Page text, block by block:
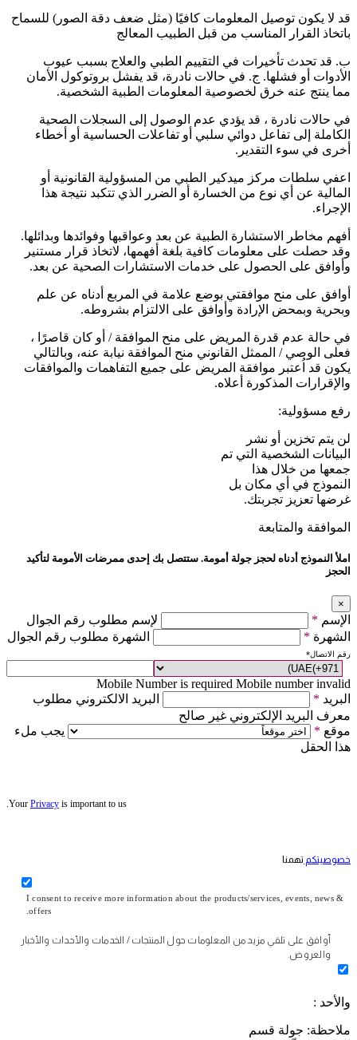
قد لا يكون توصيل المعلومات كافيًا (مثل ضعف دقة الصور) للسماح
باتخاذ القرار المناسب من قبل الطبيب المعالج
ب. قد تحدث تأخيرات في التقييم الطبي والعلاج بسبب عيوب
الأدوات أو فشلها. ج. في حالات نادرة، قد يفشل بروتوكول الأمان
مما ينتج عنه خرق لخصوصية المعلومات الطبية الشخصية.
في حالات نادرة ، قد يؤدي عدم الوصول إلى السجلات الصحية
الكاملة إلى تفاعل دوائي سلبي أو تفاعلات الحساسية أو أخطاء
أخرى في سوء التقدير.
اعفي سلطات مركز ميدكير الطبي من المسؤولية القانونية أو
المالية عن أي نوع من الخسارة أو الضرر الذي تتكبد نتيجة هذا
الإجراء.
أفهم مخاطر الاستشارة الطبية عن بعد وعواقبها وفوائدها وبدائلها.
وقد حصلت على معلومات كافية بلغة أفهمها، لاتخاذ قرار مستنير
وأوافق على الحصول على خدمات الاستشارات الصحية عن بعد.
أوافق على منح موافقتي بوضع علامة في المربع أدناه عن علم
وبحرية وبمحض الإرادة وأوافق على الالتزام بشروطه.
في حالة عدم قدرة المريض على منح الموافقة / أو كان قاصرًا ،
فعلى الوصي / الممثل القانوني منح الموافقة نيابة عنه، وبالتالي
يكون قد اُعتبر موافقة المريض على جميع التفاهمات والموافقات
والإقرارات المذكورة أعلاه.
رفع مسؤولية:
لن يتم تخزين أو نشر
البيانات الشخصية التي تم
جمعها من خلال هذا
النموذج في أي مكان بل
غرضها تعزيز تجربتك.
الموافقة والمتابعة
املأ النموذج أدناه لحجز جولة أمومة. ستتصل بك إحدى ممرضات الأمومة لتأكيد
الحجز
×
الإسم *
لإسم مطلوب رقم الجوال
الشهرة * الشهرة مطلوب رقم الجوال
رقم الاتصال*
Mobile Number is required Mobile number invalid
البريد *
البريد الالكتروني مطلوب
معرف البريد الإلكتروني غير صالح
موقع *
يجب ملء
هذا الحقل
Your Privacy is important to us.
خصوصيتكم تهمنا
I consent to receive more information about the products/services, events, news &
offers.
أوافق على تلقي مزيد من المعلومات حول المنتجات / الخدمات والأحداث والأخبار
والعروض.
والأحد :
ملاحظة: جولة قسم